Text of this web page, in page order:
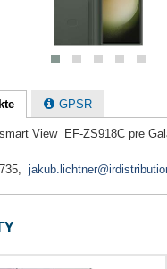
GPSR
View EF-ZS918C pre